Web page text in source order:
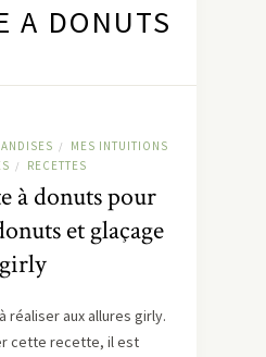
A DONUTS
/
MES INTUITIONS
/ RECETTES
à donuts pour
et glaçage
girly
réaliser aux allures girly.
cette recette, il est